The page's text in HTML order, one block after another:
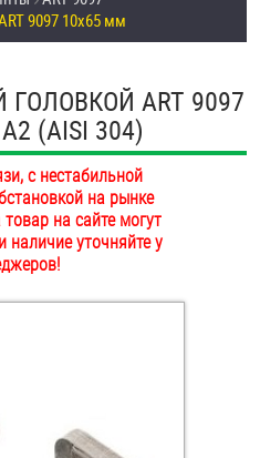
инструмент
9097 10х65 мм
ART 9097
(AISI 304)
с нестабильной
на рынке
на сайте могут
наличие уточняйте у